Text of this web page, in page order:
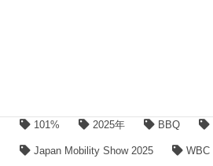
101% 2025年 BBQ
Japan Mobility Show 2025 WBC